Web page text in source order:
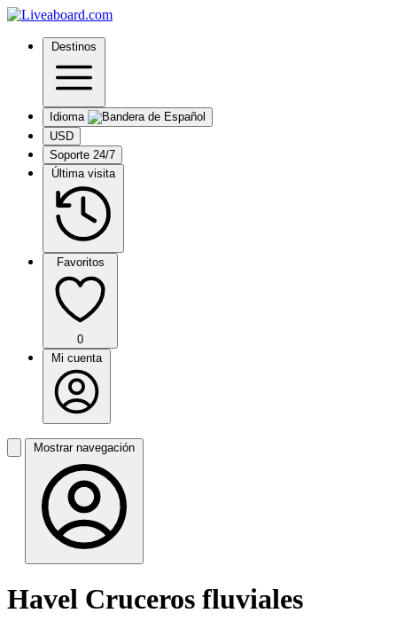
Destinos
Idioma
USD
Soporte 24/7
Última visita
Favoritos
0
Mi cuenta
Mostrar navegación
Havel Cruceros fluviales